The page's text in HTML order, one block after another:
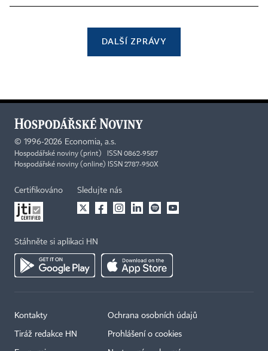
DALŠÍ ZPRÁVY
© 1996-2026 Economia, a.s.
Hospodářské noviny (print) ISSN 0862-9587
Hospodářské noviny (online) ISSN 2787-950X
Certifikováno Sledujte nás
Stáhněte si aplikaci HN
Kontakty
Tiráž redakce HN
Ochrana osobních údajů
Prohlášení o cookies